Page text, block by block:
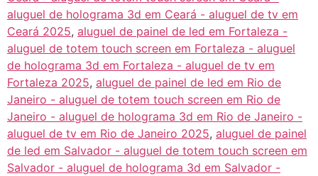
aluguel de holograma 3d em Ceará - aluguel de tv em
Ceará 2025, aluguel de painel de led em Fortaleza -
aluguel de totem touch screen em Fortaleza - aluguel
de holograma 3d em Fortaleza - aluguel de tv em
Fortaleza 2025, aluguel de painel de led em Rio de
Janeiro - aluguel de totem touch screen em Rio de
Janeiro - aluguel de holograma 3d em Rio de Janeiro -
aluguel de tv em Rio de Janeiro 2025, aluguel de painel
de led em Salvador - aluguel de totem touch screen em
Salvador - aluguel de holograma 3d em Salvador -